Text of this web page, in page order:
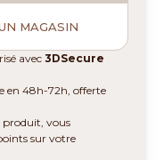
MAGASIN
avec3DSecure
en 48h-72h, offerte
produit, vous
sur votre